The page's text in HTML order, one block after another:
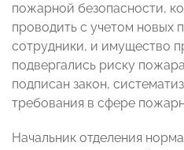
пожарной безопасности,
проводить с учетом новых
сотрудники, и имущество
подвергались риску
подписан закон,
требования в сфере
Начальник отделения